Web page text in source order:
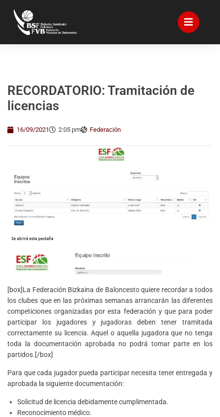
RECORDATORIO: Tramitación de
licencias
16/09/2021 2:05 pm Federación
[box]La Federación Bizkaina de Baloncesto quiere recordar a todos
los clubes que en las próximas semanas arrancarán las diferentes
competiciones organizadas por esta federación y que para poder
participar los jugadores y jugadoras deben tener tramitada
correctamente su licencia. Aquel o aquella jugadora que no tenga
toda la documentación aprobada no podrá tomar parte en los
partidos.[/box]
Para que cada jugador pueda participar necesita tener entregada y
aprobada la siguiente documentación:
Solicitud de licencia debidamente cumplimentada.
Reconocimiento médico.